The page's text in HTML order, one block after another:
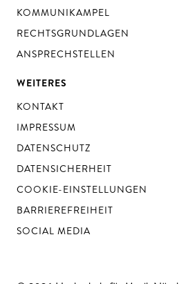
KOMMUNIKAMPEL
RECHTSGRUNDLAGEN
ANSPRECHSTELLEN
WEITERES
KONTAKT
IMPRESSUM
DATENSCHUTZ
DATENSICHERHEIT
COOKIE-EINSTELLUNGEN
BARRIEREFREIHEIT
SOCIAL MEDIA